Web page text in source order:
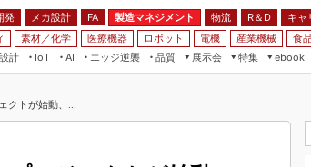
発 メカ設計 FA 製造マネジメント 物流 R＆D
キャ
素材／化学 医療機器 ロボット 電機 産業機械 食
計
IoT
AI
エッジ逆襲 品質
展示会
JIMTOF
特集
つながるクルマ
ebook
クトが始動、...